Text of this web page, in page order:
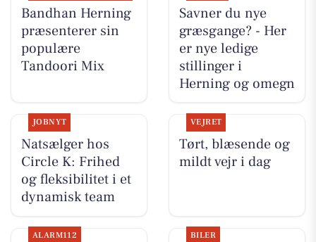
Bandhan Herning
præsenterer sin
populære
Tandoori Mix
Savner du nye
græsgange? - Her
er nye ledige
stillinger i
Herning og omegn
JOBNYT
Natsælger hos
Circle K: Frihed
og fleksibilitet i et
dynamisk team
VEJRET
Tørt, blæsende og
mildt vejr i dag
ALARM112 BILER